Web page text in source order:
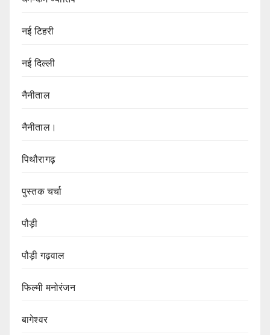
नई टिहरी
नई दिल्ली
नैनीताल
नैनीताल।
पिथौरागढ़
पुस्तक चर्चा
पौड़ी
पौड़ी गढ़वाल
फिल्मी मनोरंजन
बागेश्वर